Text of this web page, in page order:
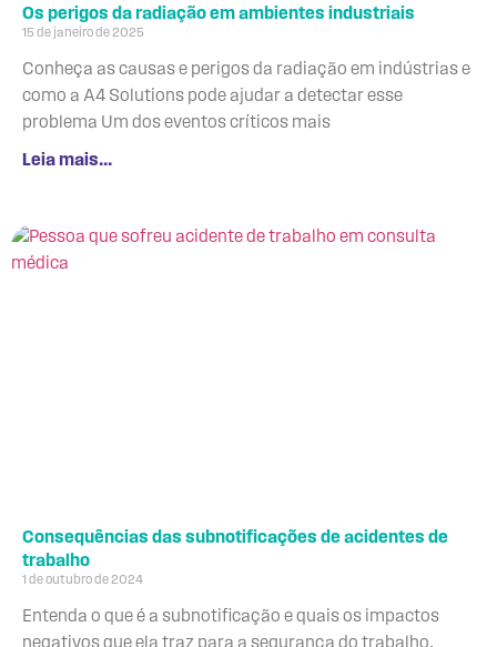
Os perigos da radiação em ambientes industriais
15 de janeiro de 2025
Conheça as causas e perigos da radiação em indústrias e
como a A4 Solutions pode ajudar a detectar esse
problema Um dos eventos críticos mais
Leia mais...
Consequências das subnotificações de acidentes de
trabalho
1 de outubro de 2024
Entenda o que é a subnotificação e quais os impactos
negativos que ela traz para a segurança do trabalho.